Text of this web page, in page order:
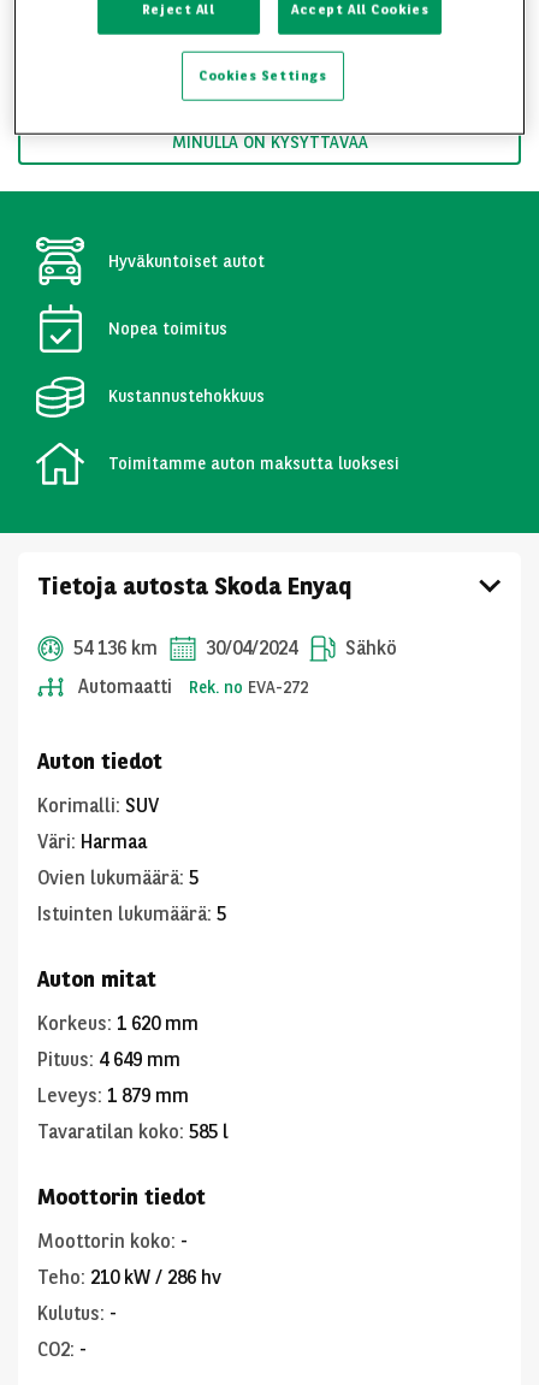
kuvat
HALUAN YKSITYISLEASINGTARJOUKSEN
HALUAN YRITYSLEASINGTARJOUKSEN
MINULLA ON KYSYTTÄVÄÄ
Hyväkuntoiset autot
Nopea toimitus
Kustannustehokkuus
Toimitamme auton maksutta luoksesi
Tietoja autosta Skoda Enyaq
54 136 km 30/04/2024
Sähkö
Automaatti
Rek. no EVA-272
Auton tiedot
Korimalli: SUV
Väri: Harmaa
Ovien lukumäärä: 5
Istuinten lukumäärä: 5
Auton mitat
Korkeus: 1 620 mm
Pituus: 4 649 mm
Leveys: 1 879 mm
Tavaratilan koko: 585 l
Moottorin tiedot
Moottorin koko: -
Teho: 210 kW / 286 hv
Kulutus: -
CO2: -
Reject All Accept All Cookies
Cookies Settings